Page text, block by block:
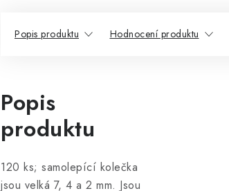
Popis produktu Hodnocení produktu
Popis
produktu
120 ks; samolepící kolečka
jsou velká 7, 4 a 2 mm. Jsou